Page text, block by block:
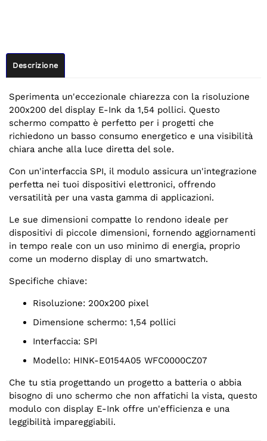
Descrizione
Sperimenta un'eccezionale chiarezza con la risoluzione
200x200 del display E-Ink da 1,54 pollici. Questo
schermo compatto è perfetto per i progetti che
richiedono un basso consumo energetico e una visibilità
chiara anche alla luce diretta del sole.
Con un'interfaccia SPI, il modulo assicura un'integrazione
perfetta nei tuoi dispositivi elettronici, offrendo
versatilità per una vasta gamma di applicazioni.
Le sue dimensioni compatte lo rendono ideale per
dispositivi di piccole dimensioni, fornendo aggiornamenti
in tempo reale con un uso minimo di energia, proprio
come un moderno display di uno smartwatch.
Specifiche chiave:
Risoluzione: 200x200 pixel
Dimensione schermo: 1,54 pollici
Interfaccia: SPI
Modello: HINK-E0154A05 WFC0000CZ07
Che tu stia progettando un progetto a batteria o abbia
bisogno di uno schermo che non affatichi la vista, questo
modulo con display E-Ink offre un'efficienza e una
leggibilità impareggiabili.